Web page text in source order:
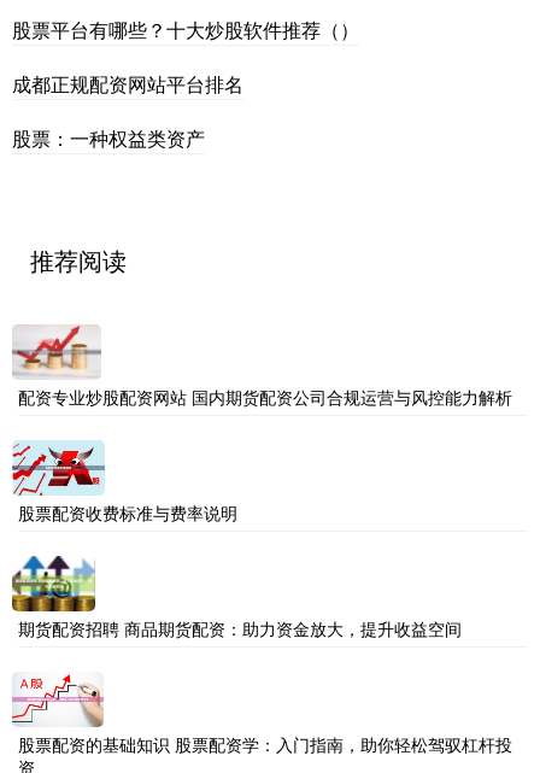
股票平台有哪些？十大炒股软件推荐（）
成都正规配资网站平台排名
股票：一种权益类资产
推荐阅读
配资专业炒股配资网站 国内期货配资公司合规运营与风控能力解析
股票配资收费标准与费率说明
期货配资招聘 商品期货配资：助力资金放大，提升收益空间
股票配资的基础知识 股票配资学：入门指南，助你轻松驾驭杠杆投
资